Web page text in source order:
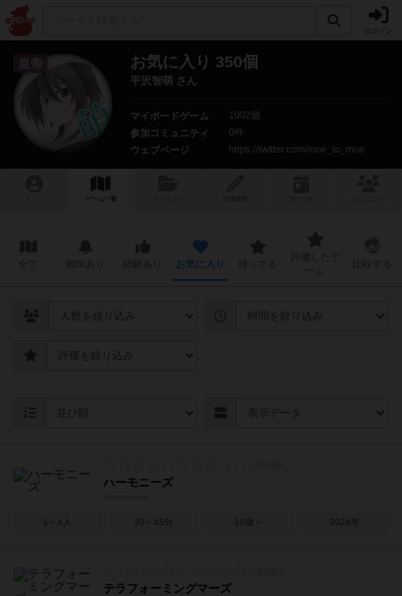
皇帝 お気に入り 350個
平沢智萌 さん
マイボードゲーム
1002個
参加コミュニティ
0件
ウェブページ
https://twitter.com/moe_to_moe
ゲーム一覧
お気に入り
ハーモニーズ
1～4人 30～45分 10歳～ 2024年
テラフォーミングマーズ